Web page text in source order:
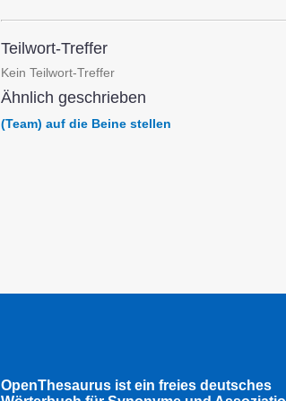
Teilwort-Treffer
Kein Teilwort-Treffer
Ähnlich geschrieben
(Team) auf die Beine stellen
OpenThesaurus ist ein freies deutsches